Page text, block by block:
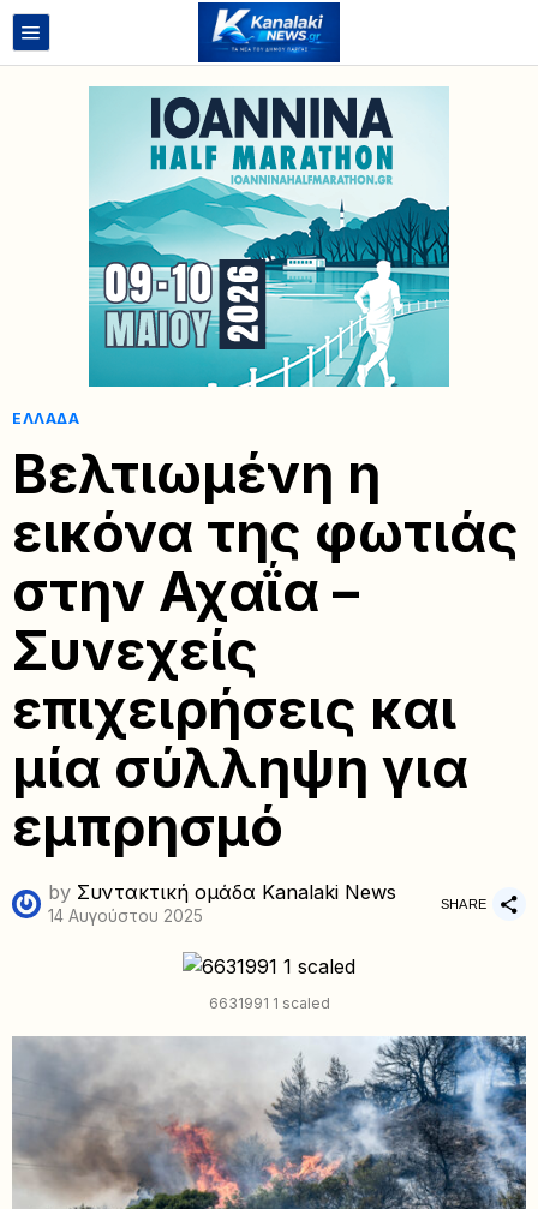
ΕΛΛΆΔΑ
Βελτιωμένη η
εικόνα της φωτιάς
στην Αχαΐα –
Συνεχείς
επιχειρήσεις και
μία σύλληψη για
εμπρησμό
by Συντακτική ομάδα Kanalaki News
14 Αυγούστου 2025
SHARE
6631991 1 scaled